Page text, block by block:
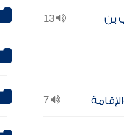
13
بن
7